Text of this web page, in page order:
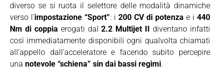
diverso se si ruota il selettore delle modalità dinamiche
verso l’impostazione “Sport”: i 200 CV di potenza e i 440
Nm di coppia erogati dal2.2 Multijet II diventano infatti
così immediatamente disponibili ogni qualvolta chiamati
all’appello dall’acceleratore e facendo subito percepire
una notevole “schiena” sin dai bassi regimi.